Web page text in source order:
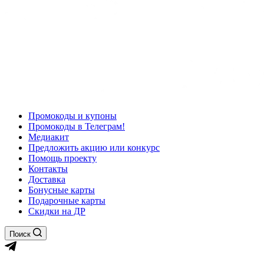
Промокоды и купоны
Промокоды в Телеграм!
Медиакит
Предложить акцию или конкурс
Помощь проекту
Контакты
Доставка
Бонусные карты
Подарочные карты
Скидки на ДР
Поиск